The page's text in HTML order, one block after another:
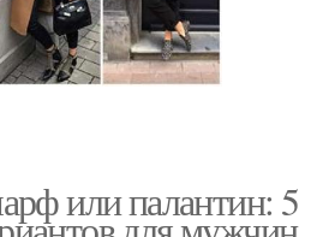
или палантин: 5